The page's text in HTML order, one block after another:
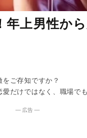
年上男性か
ご存知ですか？
だけではなく、職場で
― 広告 ―